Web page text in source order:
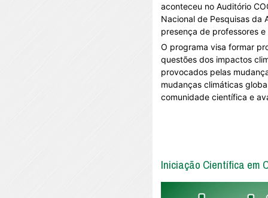
aconteceu no Auditório
Nacional de Pesquisas da
presença de professores
O programa visa formar
questões dos impactos
provocados pelas
mudanças climáticas
comunidade científica e
Iniciação Científica em